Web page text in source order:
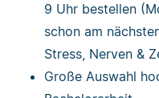
9 Uhr bestellen
schon am
Stress, Nerven &
Große Auswahl